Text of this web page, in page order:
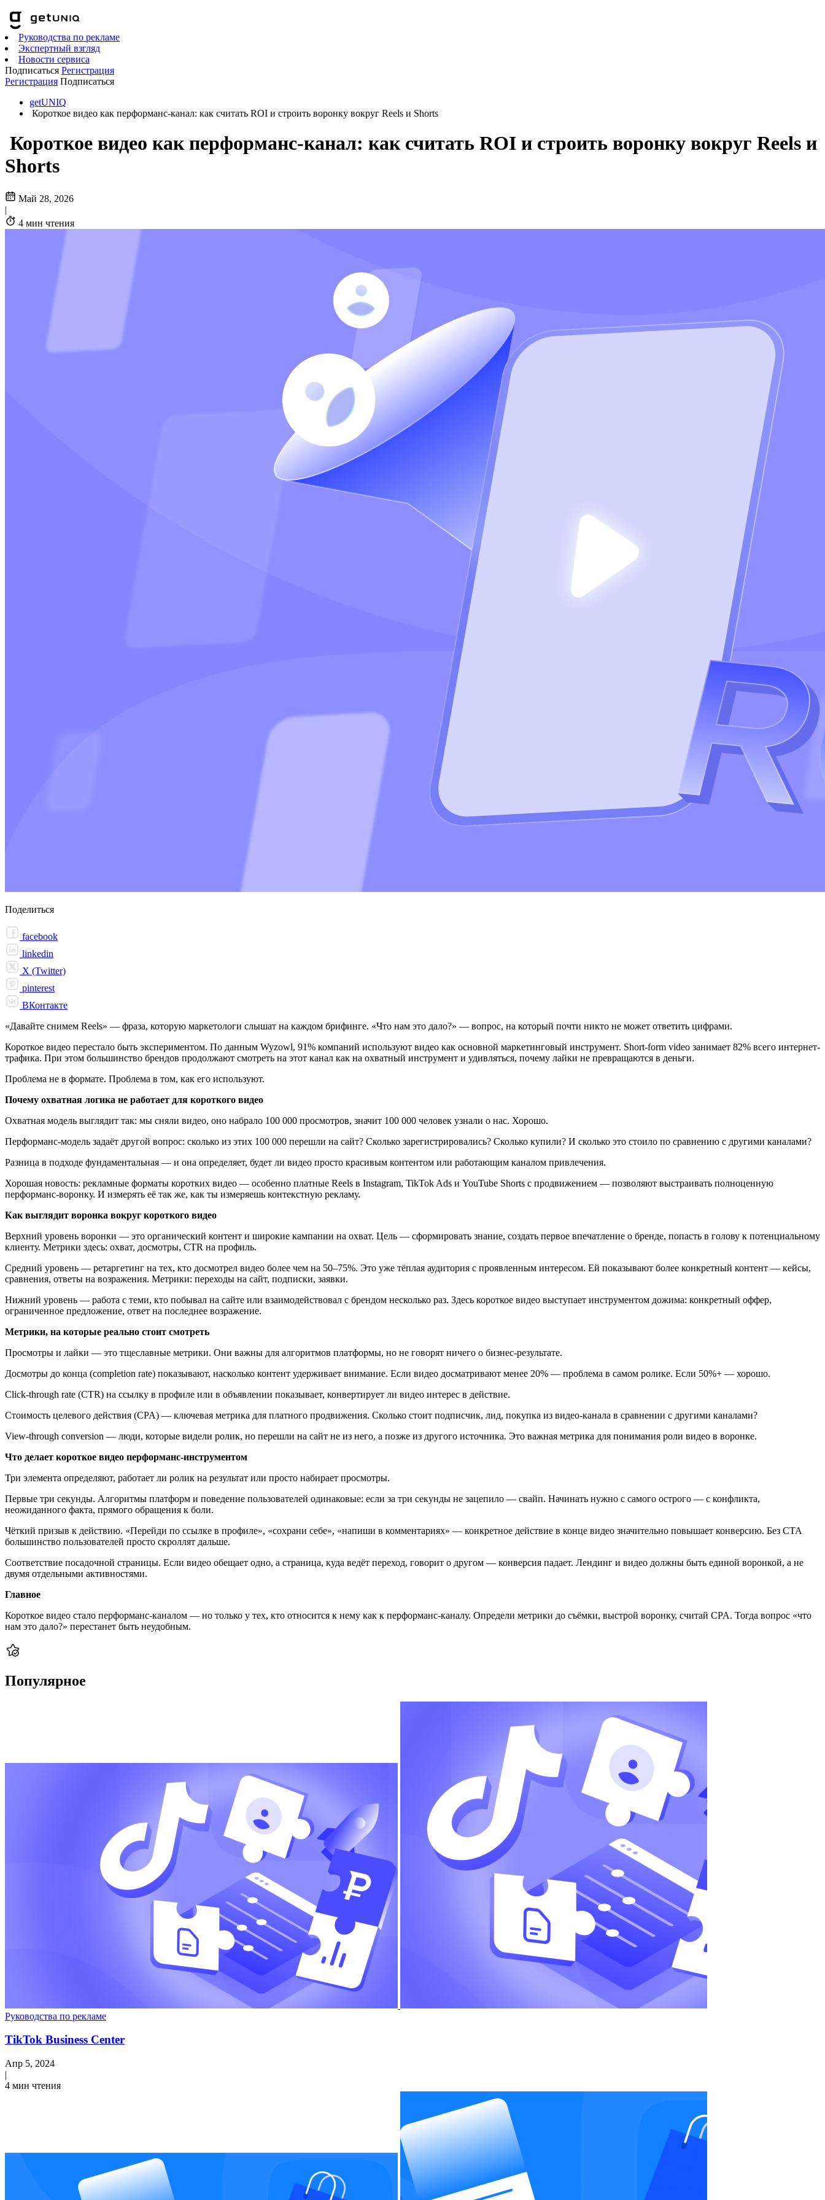
Руководства по рекламе
Экспертный взгляд
Новости сервиса
Подписаться Регистрация
Регистрация Подписаться
getUNIQ
Короткое видео как перформанс-канал: как считать ROI и строить воронку вокруг Reels и Shorts
Короткое видео как перформанс-канал: как считать ROI и строить воронку вокруг Reels и
Shorts
Май 28, 2026
|
4 мин чтения
Поделиться
facebook
linkedin
X (Twitter)
pinterest
ВКонтакте
«Давайте снимем Reels» — фраза, которую маркетологи слышат на каждом брифинге. «Что нам это дало?» — вопрос, на который почти никто не может ответить цифрами.
Короткое видео перестало быть экспериментом. По данным Wyzowl, 91% компаний используют видео как основной маркетинговый инструмент. Short-form video занимает 82% всего интернет-
трафика. При этом большинство брендов продолжают смотреть на этот канал как на охватный инструмент и удивляться, почему лайки не превращаются в деньги.
Проблема не в формате. Проблема в том, как его используют.
Почему охватная логика не работает для короткого видео
Охватная модель выглядит так: мы сняли видео, оно набрало 100 000 просмотров, значит 100 000 человек узнали о нас. Хорошо.
Перформанс-модель задаёт другой вопрос: сколько из этих 100 000 перешли на сайт? Сколько зарегистрировались? Сколько купили? И сколько это стоило по сравнению с другими каналами?
Разница в подходе фундаментальная — и она определяет, будет ли видео просто красивым контентом или работающим каналом привлечения.
Хорошая новость: рекламные форматы коротких видео — особенно платные Reels в Instagram, TikTok Ads и YouTube Shorts с продвижением — позволяют выстраивать полноценную
перформанс-воронку. И измерять её так же, как ты измеряешь контекстную рекламу.
Как выглядит воронка вокруг короткого видео
Верхний уровень воронки — это органический контент и широкие кампании на охват. Цель — сформировать знание, создать первое впечатление о бренде, попасть в голову к потенциальному
клиенту. Метрики здесь: охват, досмотры, CTR на профиль.
Средний уровень — ретаргетинг на тех, кто досмотрел видео более чем на 50–75%. Это уже тёплая аудитория с проявленным интересом. Ей показывают более конкретный контент — кейсы,
сравнения, ответы на возражения. Метрики: переходы на сайт, подписки, заявки.
Нижний уровень — работа с теми, кто побывал на сайте или взаимодействовал с брендом несколько раз. Здесь короткое видео выступает инструментом дожима: конкретный оффер,
ограниченное предложение, ответ на последнее возражение.
Метрики, на которые реально стоит смотреть
Просмотры и лайки — это тщеславные метрики. Они важны для алгоритмов платформы, но не говорят ничего о бизнес-результате.
Досмотры до конца (completion rate) показывают, насколько контент удерживает внимание. Если видео досматривают менее 20% — проблема в самом ролике. Если 50%+ — хорошо.
Click-through rate (CTR) на ссылку в профиле или в объявлении показывает, конвертирует ли видео интерес в действие.
Стоимость целевого действия (CPA) — ключевая метрика для платного продвижения. Сколько стоит подписчик, лид, покупка из видео-канала в сравнении с другими каналами?
View-through conversion — люди, которые видели ролик, но перешли на сайт не из него, а позже из другого источника. Это важная метрика для понимания роли видео в воронке.
Что делает короткое видео перформанс-инструментом
Три элемента определяют, работает ли ролик на результат или просто набирает просмотры.
Первые три секунды. Алгоритмы платформ и поведение пользователей одинаковые: если за три секунды не зацепило — свайп. Начинать нужно с самого острого — с конфликта,
неожиданного факта, прямого обращения к боли.
Чёткий призыв к действию. «Перейди по ссылке в профиле», «сохрани себе», «напиши в комментариях» — конкретное действие в конце видео значительно повышает конверсию. Без CTA
большинство пользователей просто скроллят дальше.
Соответствие посадочной страницы. Если видео обещает одно, а страница, куда ведёт переход, говорит о другом — конверсия падает. Лендинг и видео должны быть единой воронкой, а не
двумя отдельными активностями.
Главное
Короткое видео стало перформанс-каналом — но только у тех, кто относится к нему как к перформанс-каналу. Определи метрики до съёмки, выстрой воронку, считай CPA. Тогда вопрос «что
нам это дало?» перестанет быть неудобным.
Популярное
Руководства по рекламе
TikTok Business Center
Апр 5, 2024
|
4 мин чтения